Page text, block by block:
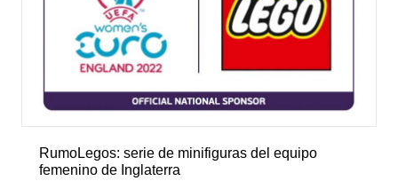
RumoLegos: serie de minifiguras del equipo
femenino de Inglaterra